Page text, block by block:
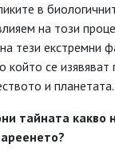
в
на този
тези екстремни
който се
и планетата.
тайната